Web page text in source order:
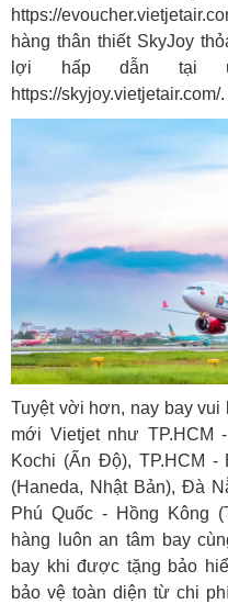
https://
hàng thân thiết SkyJoy
lợi hấp dẫn tại
https://skyjoy.vietjetair.com/.
Tuyệt vời hơn, nay bay
mới Vietjet như TP.HCM
Kochi (Ấn Độ), TP.HCM -
(Haneda, Nhật Bản), Đà
Phú Quốc - Hồng Kông
hàng luôn an tâm bay
bay khi được tặng bảo
bảo vệ toàn diện từ chi